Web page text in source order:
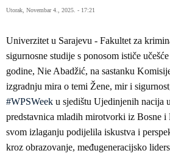
Utorak, Novembar 4., 2025. - 17:21
Univerzitet u Sarajevu - Fakultet za
sigurnosne studije s ponosom ističe
godine, Nie Abadžić, na sastanku
izgradnju mira o temi Žene, mir i
#WPSWeek u sjedištu Ujedinjenih nacija
predstavnica mladih mirotvorki iz Bosne i
svom izlaganju podijelila iskustva i
kroz obrazovanje, međugeneracijsko